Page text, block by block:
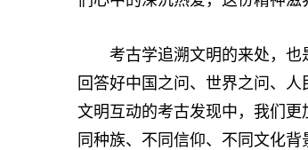
考古学追溯文明的来处，也
回答好中国之问、世界之问、
文明互动的考古发现中，我们
同种族、不同信仰、不同文化